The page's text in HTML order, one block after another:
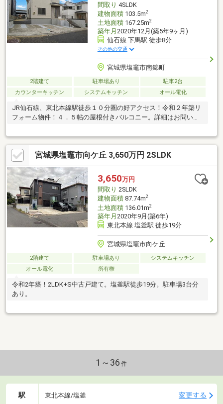
間取り 4SLDK
建物面積103.5m2
土地面積167.25m2
築年月 2020年12月(築5年9ヶ月)
仙石線 下馬駅 徒歩8分
その他の交通
宮城県塩竈市南錦町
2階建て 駐車場あり
駐車2台
カウンターキッチン
システムキッチン オール電化
JR仙石線、東北本線駅徒歩１０分圏の好アクセス！令和２年築リ
フォーム物件！４．５帖の屋根付きバルコニー。詳細はお問い合
宮城県塩竈市向ケ丘 3,650万円 2SLDK
3,650万円
間取り 2SLDK
建物面積87.74m2
土地面積136.01m2
築年月 2020年9月(築6年)
東北本線 塩釜駅 徒歩19分
宮城県塩竈市向ケ丘
2階建て 駐車場あり
システムキッチン
オール電化
所有権
令和2年築！2LDK+S中古戸建て。塩釜駅徒歩19分。駐車場3台分
あり。
1～36 件
駅 東北本線/塩釜 変更する